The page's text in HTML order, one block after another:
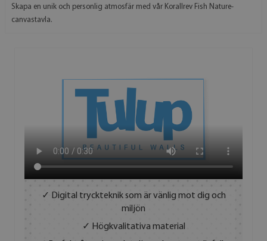
Skapa en unik och personlig atmosfär med vår Korallrev Fish Nature-
canvastavla.
✓ Digital tryckteknik som är vänlig mot dig och
miljön
✓ Högkvalitativa material